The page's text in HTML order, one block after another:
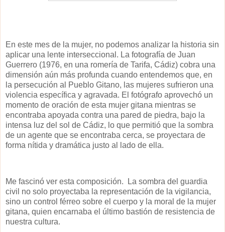
En este mes de la mujer, no podemos analizar la historia sin
aplicar una lente interseccional. La fotografía de Juan
Guerrero (1976, en una romería de Tarifa, Cádiz) cobra una
dimensión aún más profunda cuando entendemos que, en
la persecución al Pueblo Gitano, las mujeres sufrieron una
violencia específica y agravada. El fotógrafo aprovechó un
momento de oración de esta mujer gitana mientras se
encontraba apoyada contra una pared de piedra, bajo la
intensa luz del sol de Cádiz, lo que permitió que la sombra
de un agente que se encontraba cerca, se proyectara de
forma nítida y dramática justo al lado de ella.
Me fascinó ver esta composición. La sombra del guardia
civil no solo proyectaba la representación de la vigilancia,
sino un control férreo sobre el cuerpo y la moral de la mujer
gitana, quien encarnaba el último bastión de resistencia de
nuestra cultura.